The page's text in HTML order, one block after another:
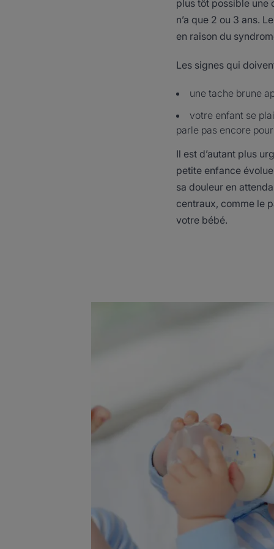
plus tôt possible une
n’a que 2 ou 3 ans.
en raison du
Les signes qui
une tache brune
votre enfant se
parle pas encore
Il est d’autant plus
petite enfance
sa douleur en
centraux, comme le
votre bébé.